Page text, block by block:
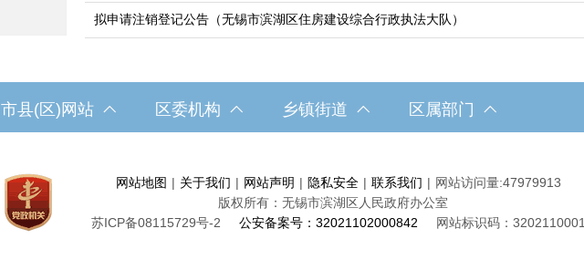
拟申请注销登记公告（无锡市滨湖区住房建设综合行政执法大队）
市县(区)网站 区委机构 乡镇街道 区属部门
网站地图 | 关于我们 | 网站声明 | 隐私安全 | 联系我们 | 网站访问量:47979913
版权所有：无锡市滨湖区人民政府办公室
苏ICP备08115729号-2
公安备案号：32021102000842 网站标识码：3202110001